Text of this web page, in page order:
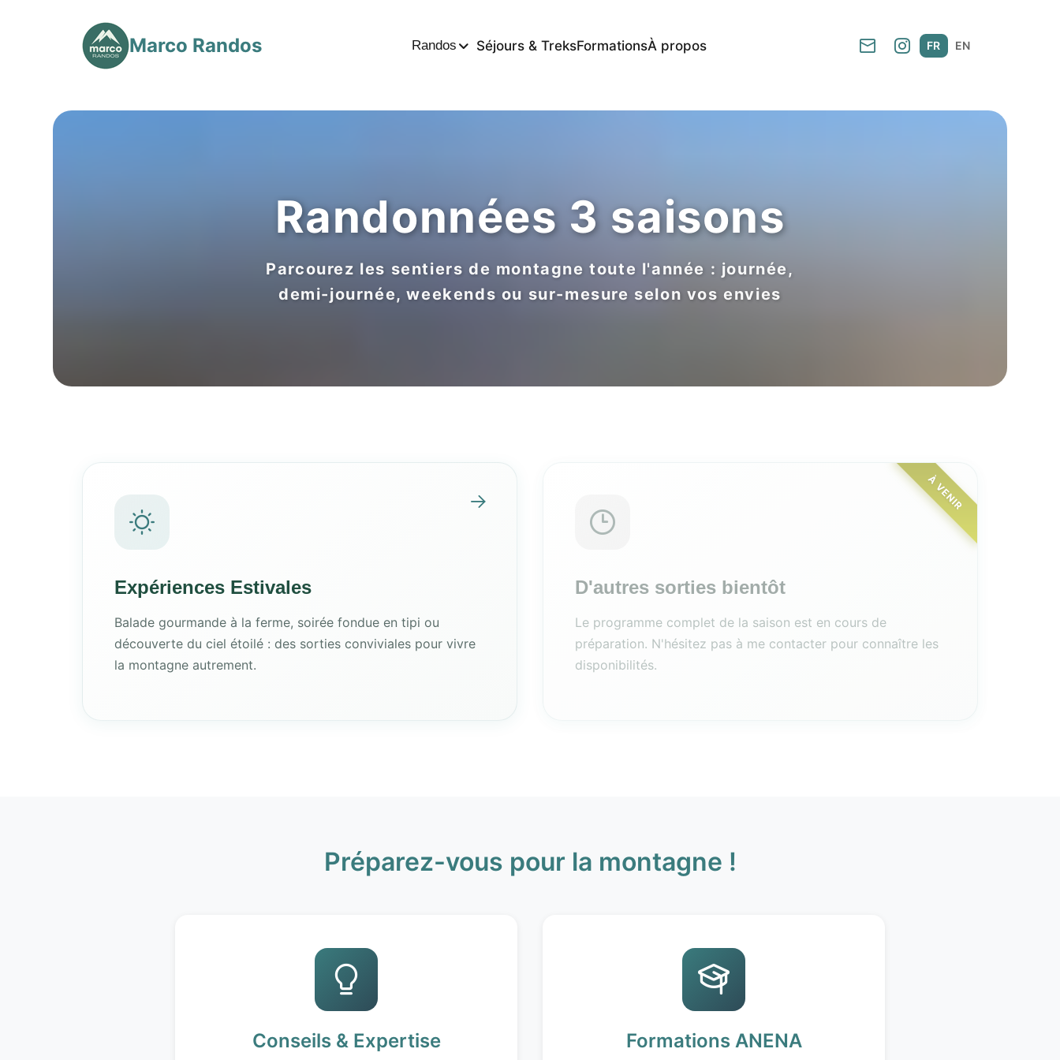
Marco Randos Randos Séjours & TreksFormationsÀ propos FR EN
Randonnées 3 saisons
Parcourez les sentiers de montagne toute l'année : journée,
demi-journée, weekends ou sur-mesure selon vos envies
Expériences Estivales
Balade gourmande à la ferme, soirée fondue en tipi ou
découverte du ciel étoilé : des sorties conviviales pour vivre
la montagne autrement.
À VENIR
D'autres sorties bientôt
Le programme complet de la saison est en cours de
préparation. N'hésitez pas à me contacter pour connaître les
disponibilités.
Préparez-vous pour la montagne !
Conseils & Expertise Formations ANENA